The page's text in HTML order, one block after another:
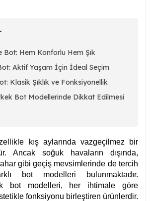
Bot: Hem Konforlu Hem Şık
Aktif Yaşam İçin İdeal Seçim
Klasik Şıklık ve Fonksiyonellik
Bot Modellerinde Dikkat Edilmesi
kış aylarında vazgeçilmez bir
Ancak soğuk havaların dışında,
gibi geçiş mevsimlerinde de tercih
bot modelleri bulunmaktadır.
bot modelleri, her ihtimale göre
fonksiyonu birleştiren ürünlerdir.